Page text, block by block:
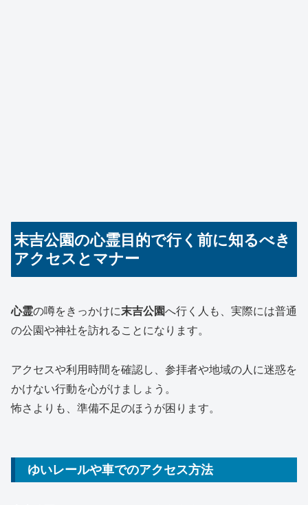
末吉公園の心霊目的で行く前に知るべき
アクセスとマナー
心霊の噂をきっかけに末吉公園へ行く人も、実際には普通
の公園や神社を訪れることになります。
アクセスや利用時間を確認し、参拝者や地域の人に迷惑を
かけない行動を心がけましょう。
怖さよりも、準備不足のほうが困ります。
ゆいレールや車でのアクセス方法